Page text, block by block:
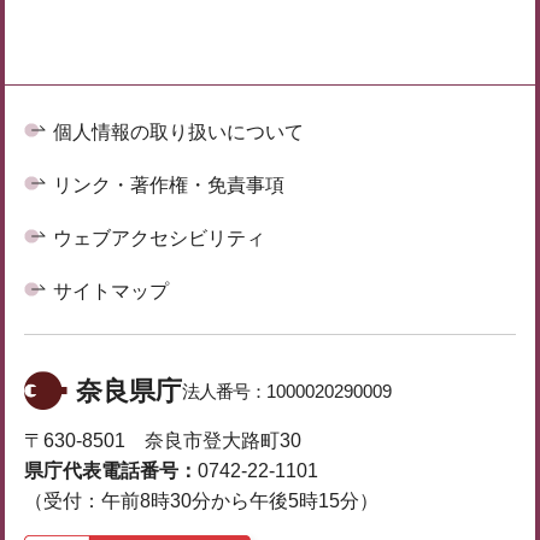
個人情報の取り扱いについて
リンク・著作権・免責事項
ウェブアクセシビリティ
サイトマップ
奈良県庁法人番号： 1000020290009
〒630-8501 奈良市登大路町30
県庁代表電話番号： 0742-22-1101
（受付：午前8時30分から午後5時15分）